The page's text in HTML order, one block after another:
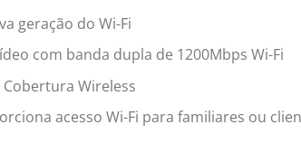
geração do Wi-Fi
com banda dupla de 1200Mbps Wi-Fi
Wireless
acesso Wi-Fi para familiares ou